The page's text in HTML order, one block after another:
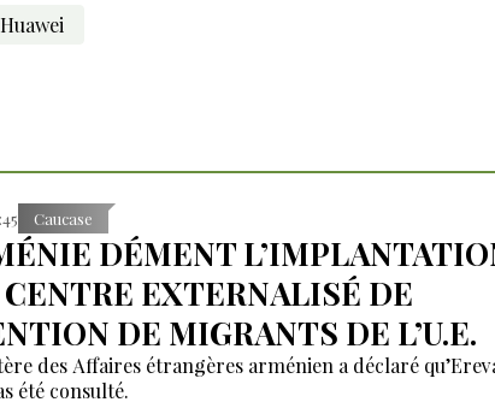
Caucase
DÉMENT
CENTRE EXTERNALISÉ DE
DE MIGRANTS DE L’U.E.
des Affaires étrangères arménien a déclaré
été consulté.